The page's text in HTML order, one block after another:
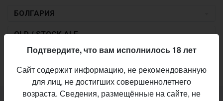
БОЛГАРИЯ
OLD / STOCK ALE
Пиво по заданным критериям не найдено
Подтвердите, что вам исполнилось 18 лет
Сайт содержит информацию, не рекомендованную
для лиц, не достигших совершеннолетнего
возраста. Сведения, размещённые на сайте, не